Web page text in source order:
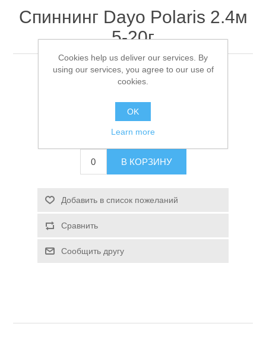
Аксессуары для лодок
Спасательные средства
Спиннинг Dayo Polaris 2.4м
5-20г
Спиннинг Dayo Polaris 2.4м 5-20г
Доступно:
2 250,00 ₽
В КОРЗИНУ
Добавить в список пожеланий
Сравнить
Сообщить другу
Cookies help us deliver our services. By
using our services, you agree to our use of
cookies.
OK
Learn more